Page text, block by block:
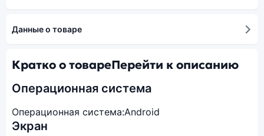
Данные о товаре
Кратко о товареПерейти к описанию
Операционная система
Операционная система:Android
Экран